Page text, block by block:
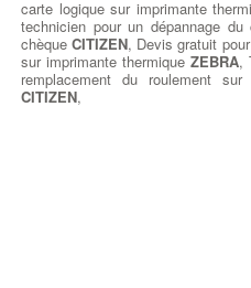
carte logique sur imprimante
technicien pour un dépannage
chèqueCITIZEN, Devis gratuit
sur imprimante thermique ZEBRA,
remplacement du roulement
CITIZEN,